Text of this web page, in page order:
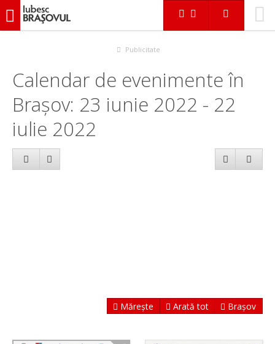
iubescbraşovul.ro
Publicitate
Calendar de evenimente în
Brașov: 23 iunie 2022 - 22
iulie 2022
Mărește Arată tot Brașov